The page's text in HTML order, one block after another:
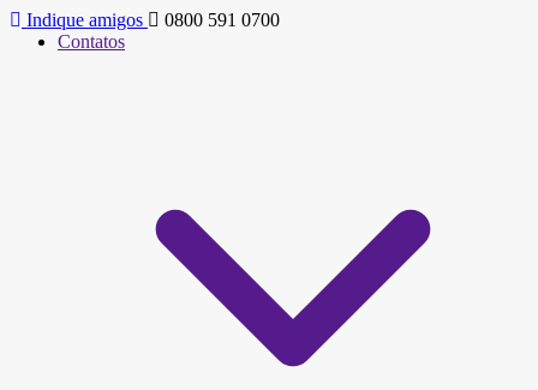
Indique amigos
0800 591 0700
Contatos